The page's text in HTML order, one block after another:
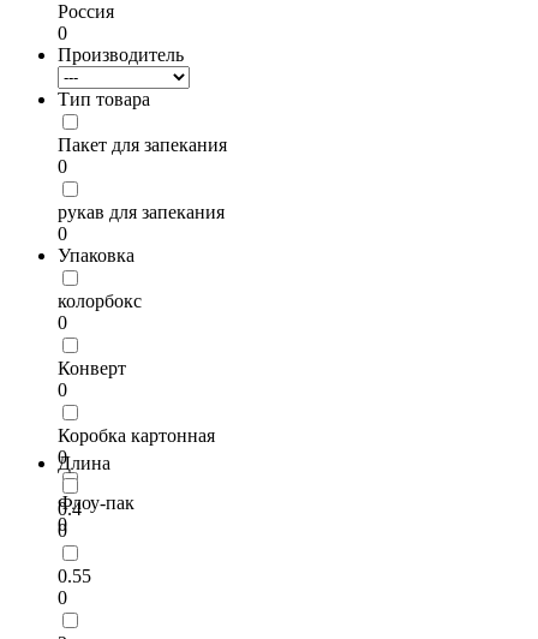
Россия
0
Производитель
Тип товара
Пакет для запекания
0
рукав для запекания
0
Упаковка
колорбокс
0
Конверт
0
Коробка картонная
0
Флоу-пак
0
Длина
0.4
0
0.55
0